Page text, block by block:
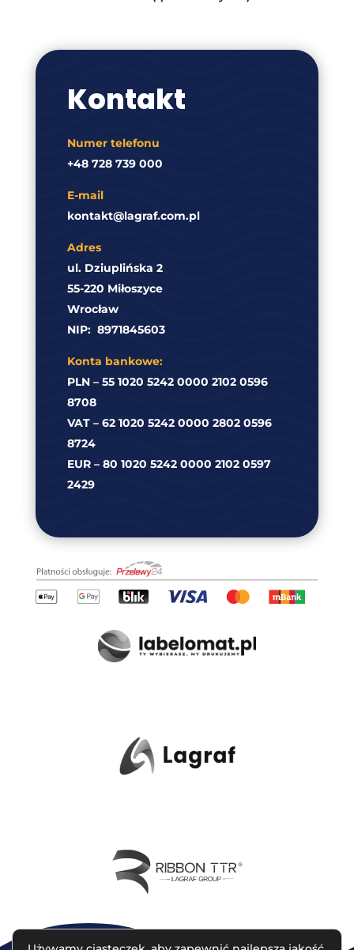
Kontakt
Numer telefonu
+48 728 739 000
E-mail
kontakt@lagraf.com.pl
Adres
ul. Dziuplińska 2
55-220 Miłoszyce
Wrocław
NIP: 8971845603
Konta bankowe:
PLN – 55 1020 5242 0000 2102 0596
8708
VAT – 62 1020 5242 0000 2802 0596
8724
EUR – 80 1020 5242 0000 2102 0597
2429